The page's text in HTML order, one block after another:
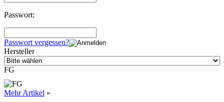
Passwort:
Passwort vergessen?
Hersteller
FG
Mehr Artikel »